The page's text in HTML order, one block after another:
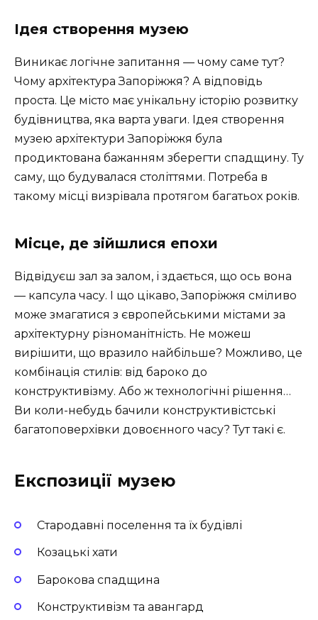
Ідея створення музею
Виникає логічне запитання — чому саме тут?
Чому архітектура Запоріжжя? А відповідь
проста. Це місто має унікальну історію розвитку
будівництва, яка варта уваги. Ідея створення
музею архітектури Запоріжжя була
продиктована бажанням зберегти спадщину. Ту
саму, що будувалася століттями. Потреба в
такому місці визрівала протягом багатьох років.
Місце, де зійшлися епохи
Відвідуєш зал за залом, і здається, що ось вона
— капсула часу. І що цікаво, Запоріжжя сміливо
може змагатися з європейськими містами за
архітектурну різноманітність. Не можеш
вирішити, що вразило найбільше? Можливо, це
комбінація стилів: від бароко до
конструктивізму. Або ж технологічні рішення…
Ви коли-небудь бачили конструктивістські
багатоповерхівки довоєнного часу? Тут такі є.
Експозиції музею
Стародавні поселення та їх будівлі
Козацькі хати
Барокова спадщина
Конструктивізм та авангард